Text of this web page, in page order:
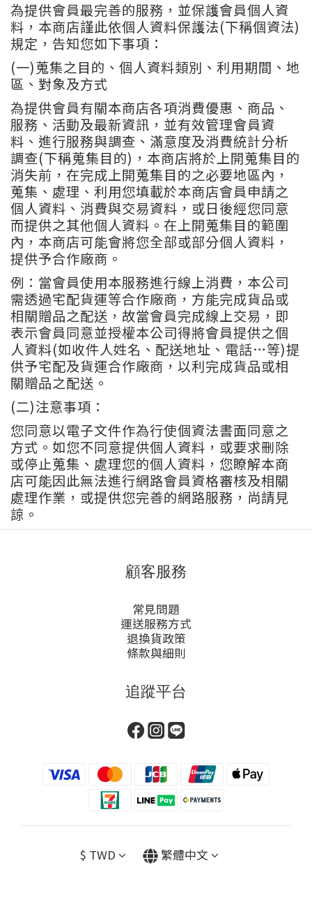
為提供會員最完善的服務，並保護會員個人資
料，本商店謹此依個人資料保護法(下稱個資法)
規定，告知您如下事項：
(一)蒐集之目的、個人資料類別、利用期間、地
區、對象及方式
為提供會員有關本商店各項消費優惠、商品、
服務、活動及最新資訊，並有效管理會員資
料、進行服務與調查、滿意度及消費統計分析
調查(下稱蒐集目的)，本商店將於上開蒐集目的
消失前，在完成上開蒐集目的之必要地區內，
蒐集、處理、利用您填載於本商店會員申請之
個人資料、消費與交易資料，或日後經您同意
而提供之其他個人資料。在上開蒐集目的範圍
內，本商店可能會將您全部或部分個人資料，
提供予合作廠商。
例：當會員使用本服務進行線上消費，本公司
需透過宅配貨運等合作廠商，方能完成貨品或
相關贈品之配送，故當會員完成線上交易，即
表示會員同意並授權本公司得將會員提供之個
人資料(如收件人姓名、配送地址、電話…等)提
供予宅配及貨運合作廠商，以利完成貨品或相
關贈品之配送。
(二)注意事項：
您同意以電子文件作為行使個資法書面同意之
方式。如您不同意提供個人資料，或要求刪除
或停止蒐集、處理您的個人資料，您瞭解本商
店可能因此無法進行網路會員資格審核及相關
處理作業，或提供您完善的網路服務，尚請見
諒。
顧客服務
常見問題
運送服務方式
退換貨政策
條款與細則
追蹤平台
$ TWD 繁體中文